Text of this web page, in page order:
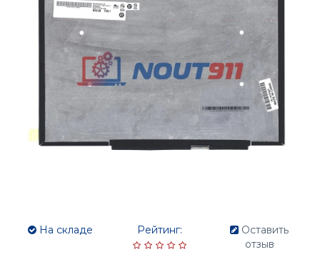
На складе Рейтинг:
Оставить
отзыв